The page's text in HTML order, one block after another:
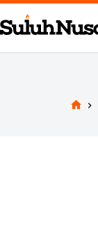
Skip
to
content